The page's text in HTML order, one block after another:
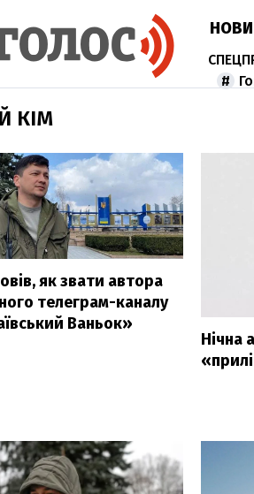
КІМ
як звати автора
телеграм-каналу
Ваньок»
Нічна